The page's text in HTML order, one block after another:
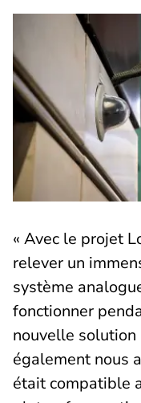
« Avec le projet
relever un
système
fonctionner
nouvelle solution
également nous
était compatible